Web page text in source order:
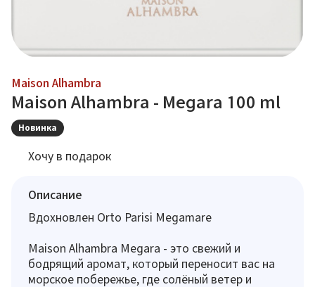
Maison Alhambra
Maison Alhambra - Megara 100 ml
Новинка
Хочу в подарок
Описание
Вдохновлен Orto Parisi Megamare
Maison Alhambra Megara - это свежий и
бодрящий аромат, который переносит вас на
морское побережье, где солёный ветер и